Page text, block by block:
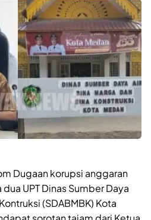
Dugaan korupsi anggaran
UPT Dinas Sumber Daya
(SDABMBK) Kota